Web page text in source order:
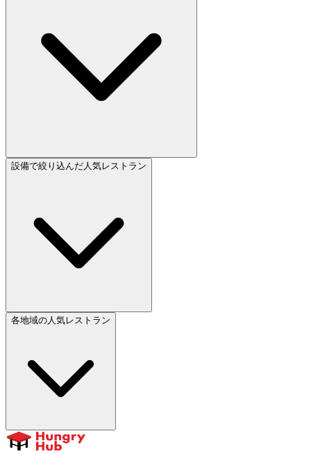
設備で絞り込んだ人気レストラン
各地域の人気レストラン